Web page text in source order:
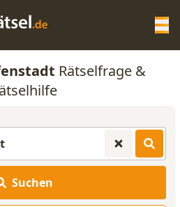
HILFE
GENERATOR
Rätselfrage &
Suchen